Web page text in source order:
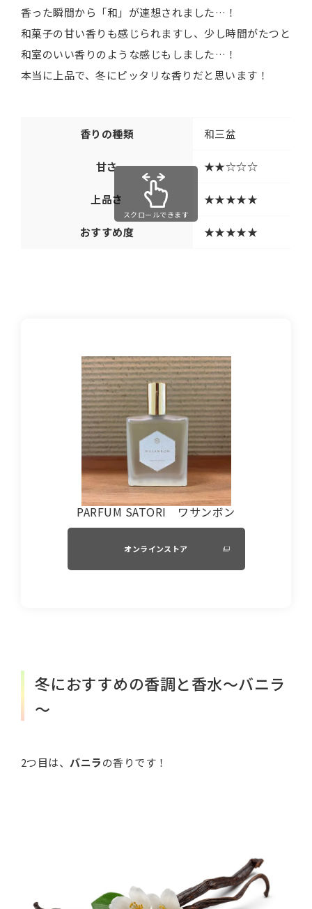
香った瞬間から「和」が連想されました…！
和菓子の甘い香りも感じられますし、少し時間がたつと
和室のいい香りのような感じもしました…！
本当に上品で、冬にピッタリな香りだと思います！
香りの種類 和三盆
甘さ ★★☆☆☆
上品さ ★★★★★
おすすめ度 ★★★★★
スクロールできます
PARFUM SATORI ワサンボン
オンラインストア
冬におすすめの香調と香水～バニラ
～
2つ目は、 バニラの香りです！